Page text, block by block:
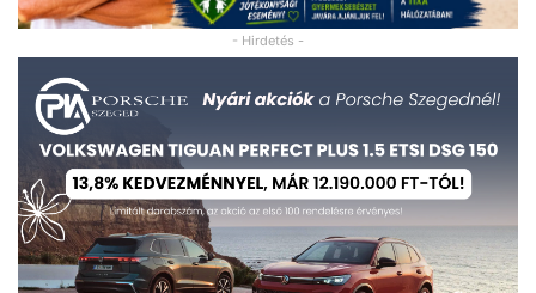
- Hirdetés -